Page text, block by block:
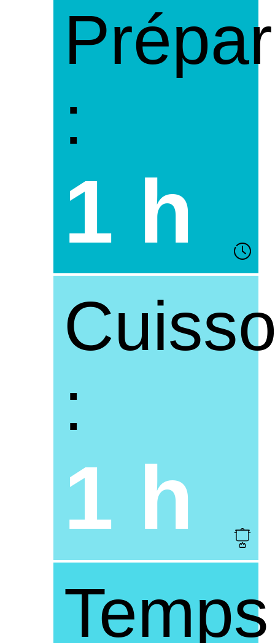
:
1 h
:
1 h
Temps